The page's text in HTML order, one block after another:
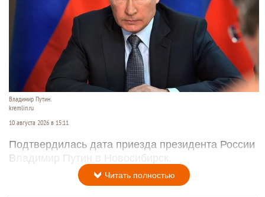
Владимир Путин.
kremlin.ru
10 августа 2026 в 15:11
Подтвердилась дата приезда президента России
Владимир Путин в Новосибирск.
Читать полностью